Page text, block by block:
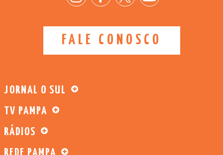
FALE CONOSCO
JORNAL O SUL
TV PAMPA
RÁDIOS